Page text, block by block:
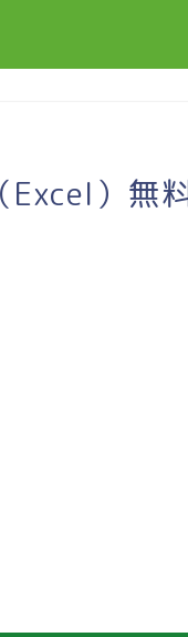
Excel）無